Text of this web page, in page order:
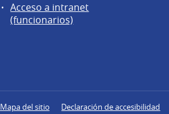
Acceso a intranet
(funcionarios)
Mapa del sitio Declaración de accesibilidad